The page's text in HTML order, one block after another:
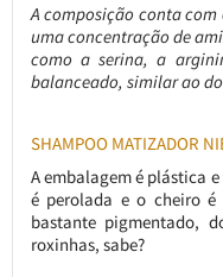
A composição conta
uma concentração de
como a serina, a
balanceado, similar ao
SHAMPOO MATIZADOR
A embalagem é plástica
é perolada e o cheiro
bastante pigmentado,
roxinhas, sabe?